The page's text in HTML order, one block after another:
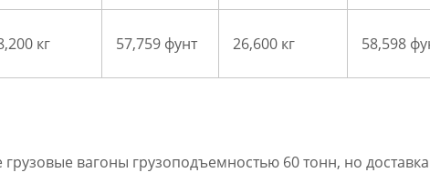
кг 57,759 фунт 26,600 кг 58,598
вагоны грузоподъемностью 60 тонн, но